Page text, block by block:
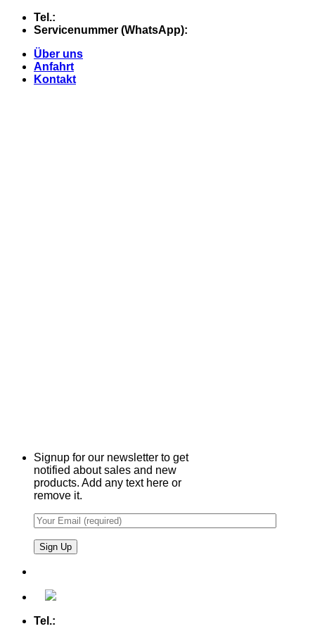
Skip
Tel.:
Servicenummer (WhatsApp):
Über uns
Anfahrt
Kontakt
Signup for our newsletter to get
notified about sales and new
products. Add any text here or
remove it.
Tel.: